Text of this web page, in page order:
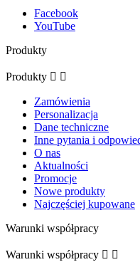
Facebook
YouTube
Produkty
Produkty  
Zamówienia
Personalizacja
Dane techniczne
Inne pytania i
O nas
Aktualności
Promocje
Nowe produkty
Najczęściej kupowane
Warunki współpracy
Warunki współpracy  